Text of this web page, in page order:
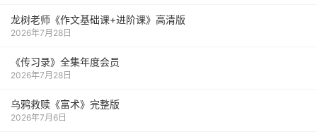
龙树老师《作文基础课+进阶课》高清版
2026年7月28日
《传习录》全集年度会员
2026年7月28日
乌鸦救赎《富术》完整版
2026年7月6日